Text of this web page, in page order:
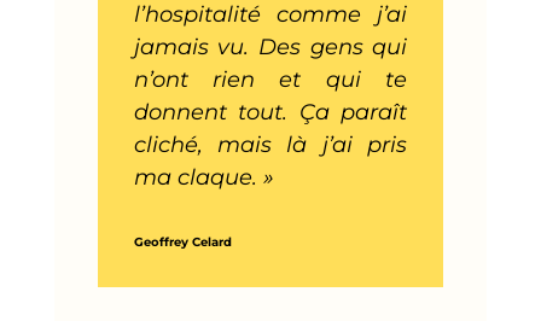
l’hospitalité comme j’ai
jamais vu. Des gens qui
n’ont rien et qui te
donnent tout. Ça paraît
cliché, mais là j’ai pris
ma claque. »
Geoffrey Celard